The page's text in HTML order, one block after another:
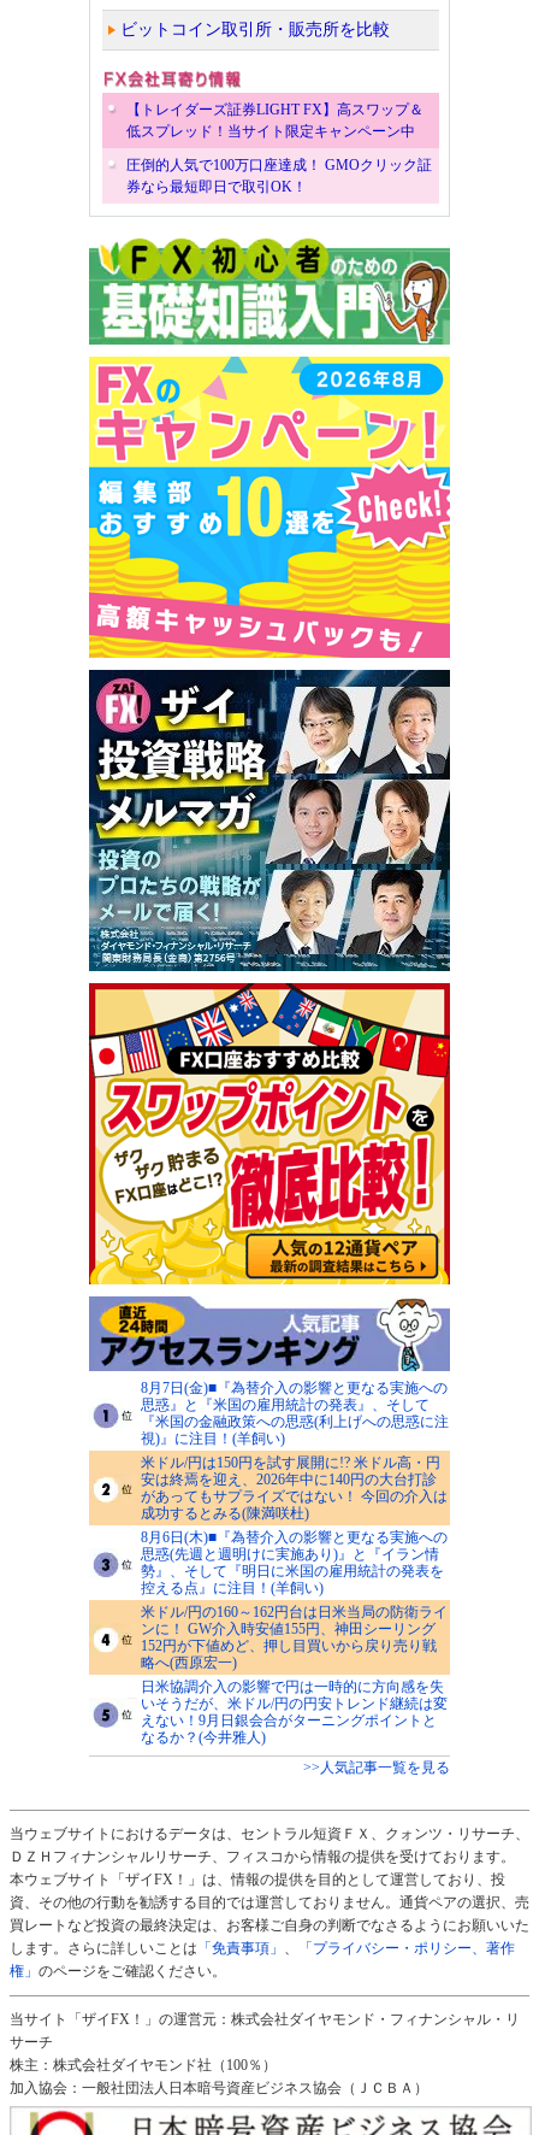
ビットコイン取引所・販売所を比較
【トレイダーズ証券LIGHT FX】高スワップ＆
低スプレッド！当サイト限定キャンペーン中
圧倒的人気で100万口座達成！ GMOクリック証
券なら最短即日で取引OK！
8月7日(金)■『為替介入の影響と更なる実施への
思惑』と『米国の雇用統計の発表』、そして
『米国の金融政策への思惑(利上げへの思惑に注
視)』に注目！(羊飼い)
米ドル/円は150円を試す展開に!? 米ドル高・円
安は終焉を迎え、2026年中に140円の大台打診
があってもサプライズではない！ 今回の介入は
成功するとみる(陳満咲杜)
8月6日(木)■『為替介入の影響と更なる実施への
思惑(先週と週明けに実施あり)』と『イラン情
勢』、そして『明日に米国の雇用統計の発表を
控える点』に注目！(羊飼い)
米ドル/円の160～162円台は日米当局の防衛ライ
ンに！ GW介入時安値155円、神田シーリング
152円が下値めど、押し目買いから戻り売り戦
略へ(西原宏一)
日米協調介入の影響で円は一時的に方向感を失
いそうだが、米ドル/円の円安トレンド継続は変
えない！9月日銀会合がターニングポイントと
なるか？(今井雅人)
>>人気記事一覧を見る
当ウェブサイトにおけるデータは、セントラル短資ＦＸ、クォンツ・リサーチ、
ＤＺＨフィナンシャルリサーチ、フィスコから情報の提供を受けております。
本ウェブサイト「ザイFX！」は、情報の提供を目的として運営しており、投
資、その他の行動を勧誘する目的では運営しておりません。通貨ペアの選択、売
買レートなど投資の最終決定は、お客様ご自身の判断でなさるようにお願いいた
します。さらに詳しいことは 「免責事項」 、
「プライバシー・ポリシー、著作
権」 のページをご確認ください。
当サイト「ザイFX！」の運営元：株式会社ダイヤモンド・フィナンシャル・リ
サーチ
株主：株式会社ダイヤモンド社（100％）
加入協会：一般社団法人日本暗号資産ビジネス協会（ＪＣＢＡ）